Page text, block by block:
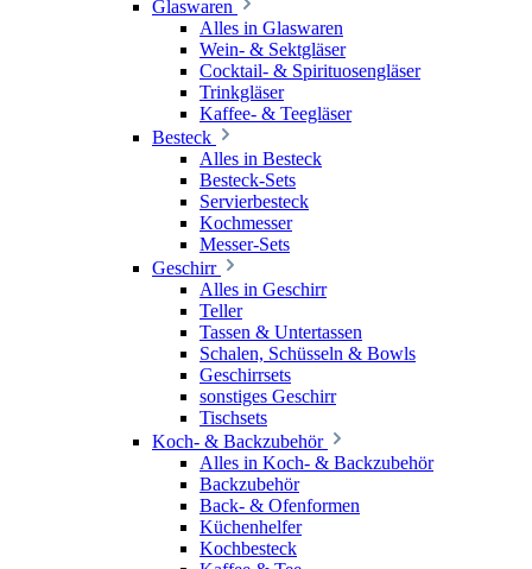
Glaswaren
Alles in Glaswaren
Wein- & Sektgläser
Cocktail- & Spirituosengläser
Trinkgläser
Kaffee- & Teegläser
Besteck
Alles in Besteck
Besteck-Sets
Servierbesteck
Kochmesser
Messer-Sets
Geschirr
Alles in Geschirr
Teller
Tassen & Untertassen
Schalen, Schüsseln & Bowls
Geschirrsets
sonstiges Geschirr
Tischsets
Koch- & Backzubehör
Alles in Koch- & Backzubehör
Backzubehör
Back- & Ofenformen
Küchenhelfer
Kochbesteck